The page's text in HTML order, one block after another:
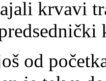
krvavi
od